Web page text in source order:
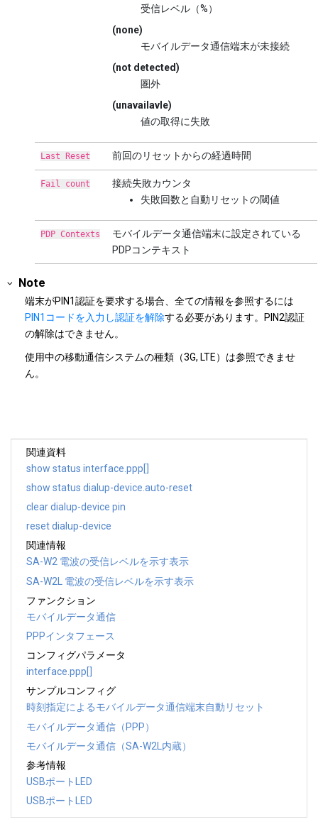
受信レベル（%）
(none)
モバイルデータ通信端末が未接続
(not detected)
圏外
(unavailavle)
値の取得に失敗
Last Reset 前回のリセットからの経過時間
Fail count
接続失敗カウンタ
失敗回数と自動リセットの閾値
PDP Contexts
モバイルデータ通信端末に設定されている
PDPコンテキスト
Note
端末がPIN1認証を要求する場合、全ての情報を参照するには
PIN1コードを入力し認証を解除する必要があります。PIN2認証
の解除はできません。
使用中の移動通信システムの種類（3G, LTE）は参照できませ
ん。
関連資料
show status interface.ppp[]
show status dialup-device.auto-reset
clear dialup-device pin
reset dialup-device
関連情報
SA-W2 電波の受信レベルを示す表示
SA-W2L 電波の受信レベルを示す表示
ファンクション
モバイルデータ通信
PPPインタフェース
コンフィグパラメータ
interface.ppp[]
サンプルコンフィグ
時刻指定によるモバイルデータ通信端末自動リセット
モバイルデータ通信（PPP）
モバイルデータ通信（SA-W2L内蔵）
参考情報
USBポートLED
USBポートLED